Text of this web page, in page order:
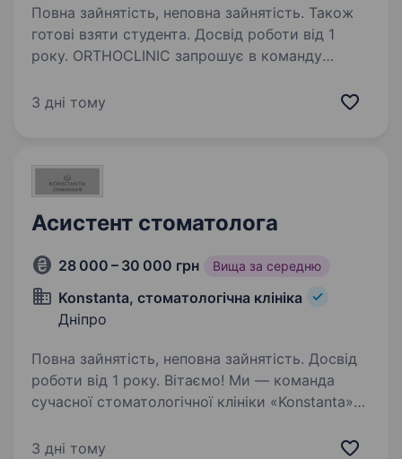
Повна зайнятість, неповна зайнятість. Також
готові взяти студента. Досвід роботи від 1
року. ORTHOCLINIC запрошує в команду
ORTHOCLINIC — сучасна стоматологічна
стандарти лікування. Наш головний…
3 дні тому
Асистент стоматолога
28 000 – 30 000 грн Вища за середню
Konstanta, стоматологічна клініка
Дніпро
Повна зайнятість, неповна зайнятість. Досвід
роботи від 1 року. Вітаємо! Ми — команда
сучасної стоматологічної клініки «Konstanta»
зберігати здорову та красиву посмішку. Зараз
3 дні тому